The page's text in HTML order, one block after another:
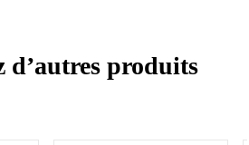
d’autres produits